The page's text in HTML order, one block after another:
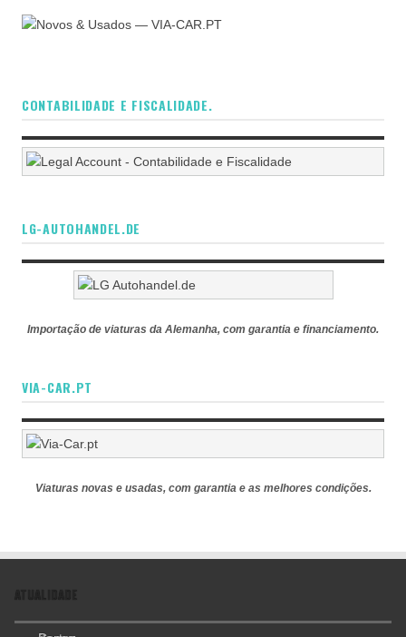
CONTABILIDADE E FISCALIDADE.
LG-AUTOHANDEL.DE
Importação de viaturas da Alemanha, com garantia e financiamento.
VIA-CAR.PT
Viaturas novas e usadas, com garantia e as melhores condições.
ATUALIDADE